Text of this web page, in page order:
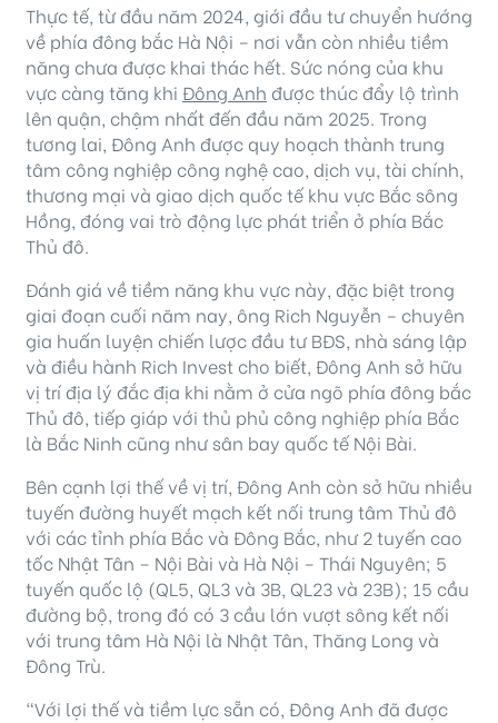
Thực tế, từ đầu năm 2024, giới đầu tư chuyển hướng
về phía đông bắc Hà Nội – nơi vẫn còn nhiều tiềm
năng chưa được khai thác hết. Sức nóng của khu
vực càng tăng khi Đông Anh được thúc đẩy lộ trình
lên quận, chậm nhất đến đầu năm 2025. Trong
tương lai, Đông Anh được quy hoạch thành trung
tâm công nghiệp công nghệ cao, dịch vụ, tài chính,
thương mại và giao dịch quốc tế khu vực Bắc sông
Hồng, đóng vai trò động lực phát triển ở phía Bắc
Thủ đô.
Đánh giá về tiềm năng khu vực này, đặc biệt trong
giai đoạn cuối năm nay, ông Rich Nguyễn – chuyên
gia huấn luyện chiến lược đầu tư BĐS, nhà sáng lập
và điều hành Rich Invest cho biết, Đông Anh sở hữu
vị trí địa lý đắc địa khi nằm ở cửa ngõ phía đông bắc
Thủ đô, tiếp giáp với thủ phủ công nghiệp phía Bắc
là Bắc Ninh cũng như sân bay quốc tế Nội Bài.
Bên cạnh lợi thế về vị trí, Đông Anh còn sở hữu nhiều
tuyến đường huyết mạch kết nối trung tâm Thủ đô
với các tỉnh phía Bắc và Đông Bắc, như 2 tuyến cao
tốc Nhật Tân – Nội Bài và Hà Nội – Thái Nguyên; 5
tuyến quốc lộ (QL5, QL3 và 3B, QL23 và 23B); 15 cầu
đường bộ, trong đó có 3 cầu lớn vượt sông kết nối
với trung tâm Hà Nội là Nhật Tân, Thăng Long và
Đông Trù.
“Với lợi thế và tiềm lực sẵn có, Đông Anh đã được